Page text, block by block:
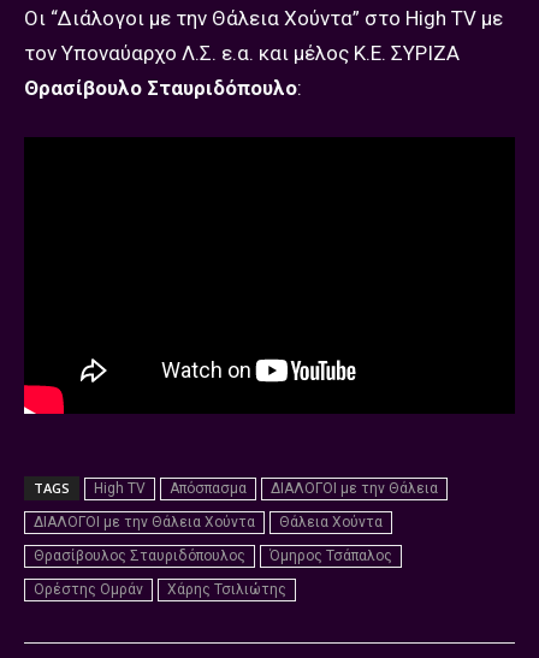
Οι “Διάλογοι με την Θάλεια Χούντα” στο High TV με
τον Υποναύαρχο Λ.Σ. ε.α. και μέλος Κ.Ε. ΣΥΡΙΖΑ
Θρασίβουλο Σταυριδόπουλο:
TAGS High TV Απόσπασμα
ΔΙΑΛΟΓΟΙ με την Θάλεια
ΔΙΑΛΟΓΟΙ με την Θάλεια Χούντα
Θάλεια Χούντα
Θρασίβουλος Σταυριδόπουλος
Όμηρος Τσάπαλος
Ορέστης Ομράν
Χάρης Τσιλιώτης